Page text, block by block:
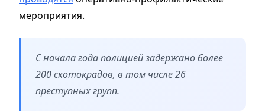
мероприятия.
С начала года полицией задержано более
200 скотокрадов, в том числе 26
преступных групп.